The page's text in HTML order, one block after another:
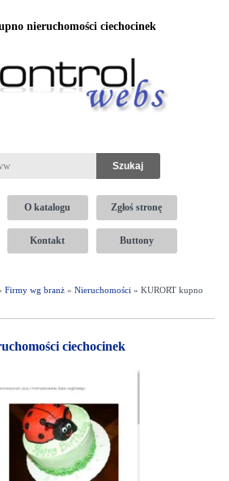
nieruchomości ciechocinek
O katalogu Zgłoś stronę
Kontakt Buttony
Firmy wg branż» Nieruchomości » KURORT kupno
ciechocinek